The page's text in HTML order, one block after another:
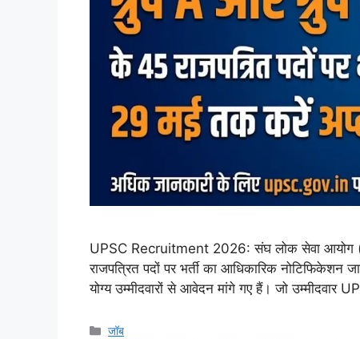
UPSC Recruitment 2026: संघ लोक सेवा आयोग
राजपत्रित पदों पर भर्ती का आधिकारिक नोटिफिकेशन
योग्य उम्मीदवारों से आवेदन मांगे गए हैं। जो उम्मीदवार
Categories
जॉब